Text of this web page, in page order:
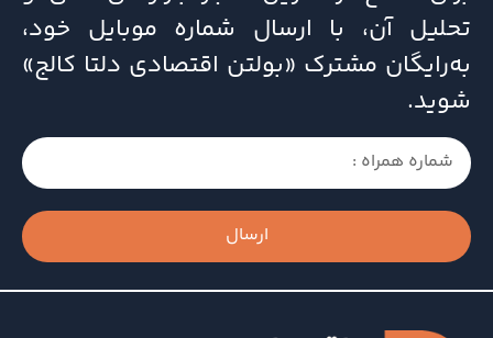
تحلیل آن، با ارسال شماره موبایل خود،
به‌رایگان مشترک «بولتن اقتصادی دلتا کالج»
شوید.
ارسال